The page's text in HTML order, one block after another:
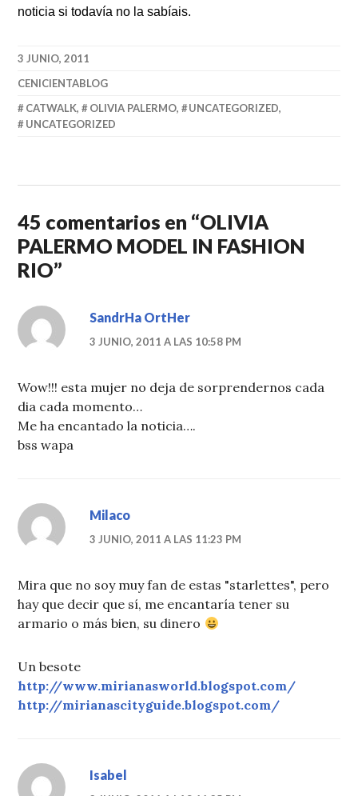
noticia si todavía no la sabíais.
3 JUNIO, 2011
CENICIENTABLOG
CATWALK, OLIVIA PALERMO, UNCATEGORIZED,
UNCATEGORIZED
45 comentarios en “OLIVIA
PALERMO MODEL IN FASHION
RIO”
SandrHa OrtHer
3 JUNIO, 2011 A LAS 10:58 PM
Wow!!! esta mujer no deja de sorprendernos cada
dia cada momento…
Me ha encantado la noticia….
bss wapa
Milaco
3 JUNIO, 2011 A LAS 11:23 PM
Mira que no soy muy fan de estas "starlettes", pero
hay que decir que sí, me encantaría tener su
armario o más bien, su dinero
Un besote
http://www.mirianasworld.blogspot.com/
http://mirianascityguide.blogspot.com/
Isabel